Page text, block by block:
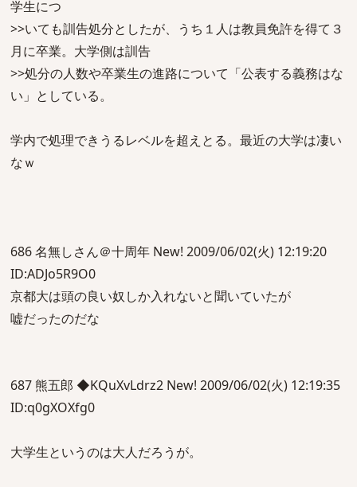
学生につ
>>いても訓告処分としたが、うち１人は教員免許を得て３
月に卒業。大学側は訓告
>>処分の人数や卒業生の進路について「公表する義務はな
い」としている。
学内で処理できうるレベルを超えとる。最近の大学は凄い
なｗ
686 名無しさん＠十周年 New! 2009/06/02(火) 12:19:20
ID:ADJo5R9O0
京都大は頭の良い奴しか入れないと聞いていたが
嘘だったのだな
687 熊五郎 ◆KQuXvLdrz2 New! 2009/06/02(火) 12:19:35
ID:q0gXOXfg0
大学生というのは大人だろうが。